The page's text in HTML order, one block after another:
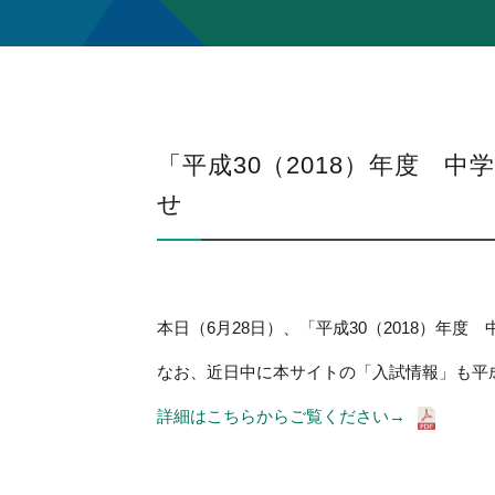
「平成30（2018）年度 中
せ
本日（6月28日）、「平成30（2018）年度
なお、近日中に本サイトの「入試情報」も
詳細はこちらからご覧ください→